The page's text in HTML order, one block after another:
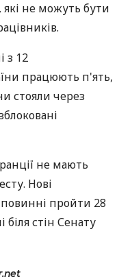
які не можуть бути
з 12
працюють п'ять,
стояли через
не мають
Нові
повинні пройти 28
біля стін Сенату